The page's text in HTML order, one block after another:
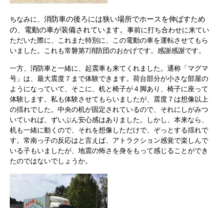
ちなみに、 消防車の後ろには狭い場所でホースを伸ばすため
の、電動の車が装備されています。 事前に打ち合わせに来てい
ただいた際に、これまた特別に、この電動の車を運転させてもら
いました。これも常磐第7消防団のおかげです。感謝感謝です。
一方、消防車と一緒に、起震車も来てくれました。通称「マグマ
号」は、最大震度７まで体験できます。荷台部分が小さな部屋の
ようになっていて、そこに、机と椅子が４脚あり、椅子に座って
体験します。私も体験させてもらいましたが、震度７は想像以上
の揺れでした。中央の机が固定されているので、それにしがみつ
いていれば、ずいぶん安心感はありました。しかし、本来なら、
机も一緒に動くので、それを想像しただけで、ぞっとする揺れで
す。常南っ子の反応はと言えば、アトラクション感覚で楽しんで
いる子もいましたが、地震の怖さを身をもって感じることができ
たのではないでしょうか。